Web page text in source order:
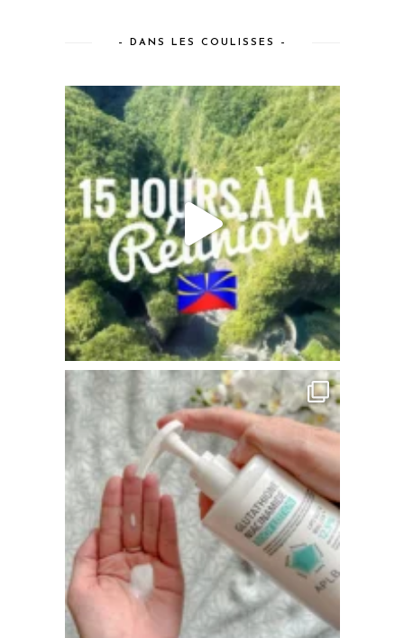
– DANS LES COULISSES –